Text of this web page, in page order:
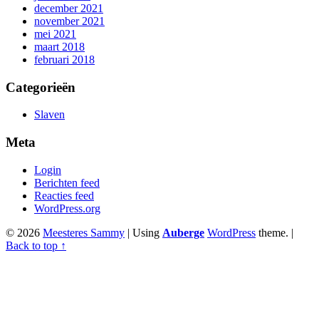
december 2021
november 2021
mei 2021
maart 2018
februari 2018
Categorieën
Slaven
Meta
Login
Berichten feed
Reacties feed
WordPress.org
© 2026 Meesteres Sammy | Using Auberge WordPress theme. |
Back to top ↑